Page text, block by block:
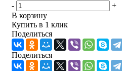
-
+
В корзину
Купить в 1 клик
Поделиться
Поделиться